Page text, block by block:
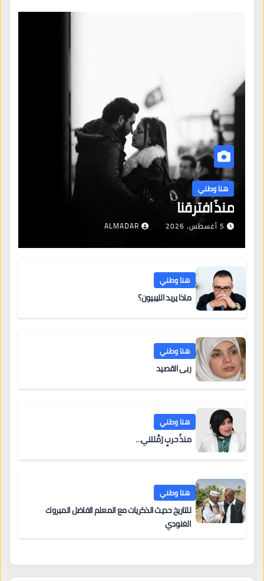
هنا وطني
منذُ افترقنا
5 أغسطس، 2026 ALMADAR
هنا وطني
ماذا يريد الليبيون؟
هنا وطني
ربى القصيد
هنا وطني
منذُ حربٍ رَمَّلتني…
هنا وطني
للتاريخ حديث الذكريات مع المعلم الفاضل المبروك
الغنودي